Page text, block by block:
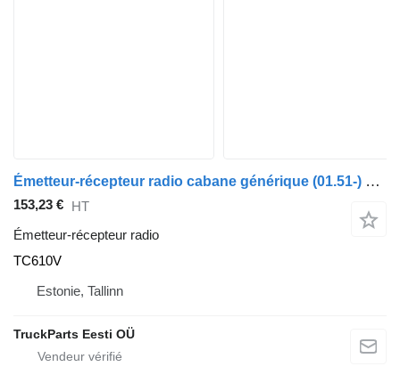
Émetteur-récepteur radio cabane générique (01.51-) TC610V pour tracteur routier GENERIC (01.51-)
153,23 € HT
Émetteur-récepteur radio
TC610V
Estonie, Tallinn
TruckParts Eesti OÜ